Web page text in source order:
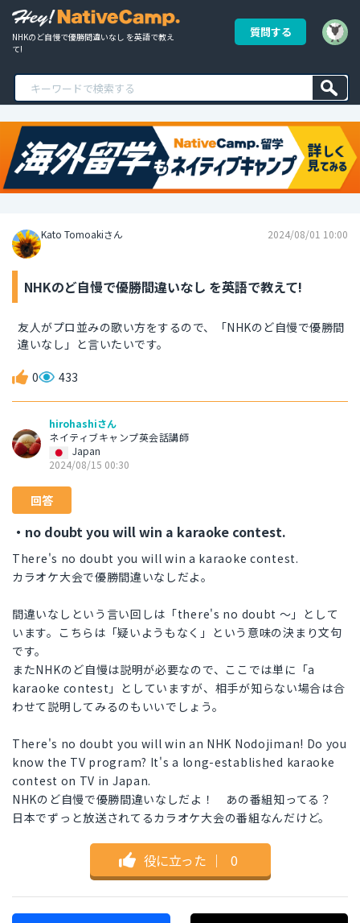
NHKのど自慢で優勝間違いなし を英語で教え
て!
質問する
Kato Tomoakiさん 2024/08/01 10:00
NHKのど自慢で優勝間違いなし を英語で教えて!
友人がプロ並みの歌い方をするので、「NHKのど自慢で優勝間
違いなし」と言いたいです。
0 433
hirohashiさん
ネイティブキャンプ英会話講師
Japan
2024/08/15 00:30
回答
・no doubt you will win a karaoke contest.
There's no doubt you will win a karaoke contest.
カラオケ大会で優勝間違いなしだよ。
間違いなしという言い回しは「there's no doubt ～」として
います。こちらは「疑いようもなく」という意味の決まり文句
です。
またNHKのど自慢は説明が必要なので、ここでは単に「a
karaoke contest」としていますが、相手が知らない場合は合
わせて説明してみるのもいいでしょう。
There's no doubt you will win an NHK Nodojiman! Do you
know the TV program? It's a long-established karaoke
contest on TV in Japan.
NHKのど自慢で優勝間違いなしだよ！ あの番組知ってる？
日本でずっと放送されてるカラオケ大会の番組なんだけど。
役に立った ｜ 0